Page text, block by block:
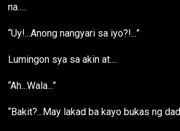
na.....
“Uy!...Anong nangyari sa iyo?!...”
Lumingon sya sa akin at....
“Ah...Wala...”
“Bakit?...May lakad ba kayo bukas ng